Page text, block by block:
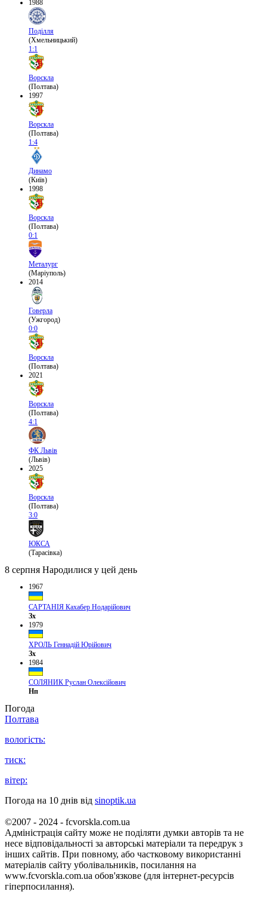
1988
Поділля
(Хмельницький)
1:1
Ворскла
(Полтава)
1997
Ворскла
(Полтава)
1:4
Динамо
(Київ)
1998
Ворскла
(Полтава)
0:1
Металург
(Маріуполь)
2014
Говерла
(Ужгород)
0:0
Ворскла
(Полтава)
2021
Ворскла
(Полтава)
4:1
ФК Львів
(Львів)
2025
Ворскла
(Полтава)
3:0
ЮКСА
(Тарасівка)
8 серпня Народилися у цей день
1967
САРТАНІЯ Кахабер Нодарійович
Зх
1979
ХРОЛЬ Геннадій Юрійович
Зх
1984
СОЛЯНИК Руслан Олексійович
Нп
Погода
Полтава
вологість:
тиск:
вітер:
Погода на 10 днів від sinoptik.ua
©2007 - 2024 - fcvorskla.com.ua
Адміністрація сайту може не поділяти думки авторів та не
несе відповідальності за авторські матеріали та передрук з
інших сайтів. При повному, або частковому використанні
матеріалів сайту уболівальників, посилання на
www.fcvorskla.com.ua обов'язкове (для інтернет-ресурсів
гіперпосилання).